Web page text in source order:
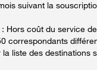
suivant la
: Hors coût du service
correspondants
liste des destinations